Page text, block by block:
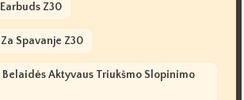
Z30
Spavanje Z30
Belaidės Aktyvaus Triukšmo Slopinimo